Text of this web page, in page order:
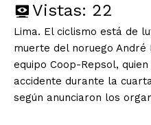
Vistas: 22
Lima. El ciclismo está de
muerte del noruego
equipo Coop-Repsol,
accidente durante la
según anunciaron los